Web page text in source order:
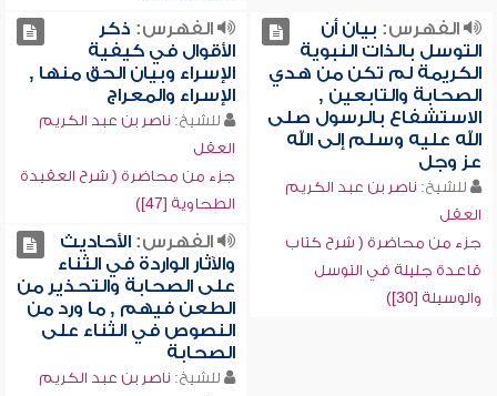
الفهرس: بيان أن
التوسل بالذات النبوية
الكريمة لم تكن من هدي
الصحابة والتابعين ,
الاستشفاع بالرسول صلى
الله عليه وسلم إلى الله
عز وجل
للشيخ: ناصر بن عبد الكريم
العقل
جزء من محاضرة ( شرح كتاب
قاعدة جليلة في التوسل
والوسيلة [30])
الفهرس: ذكر
الأقوال في كيفية
الإسراء وبيان الحق منها ,
الإسراء والمعراج
للشيخ: ناصر بن عبد الكريم
العقل
جزء من محاضرة ( شرح العقيدة
الطحاوية [47])
الفهرس:الأحاديث
والآثار الواردة في الثناء
على الصحابة والتحذير من
الطعن فيهم , ما ورد من
النصوص في الثناء على
الصحابة
للشيخ: ناصر بن عبد الكريم